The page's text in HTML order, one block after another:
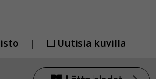
Uutisia kuvilla